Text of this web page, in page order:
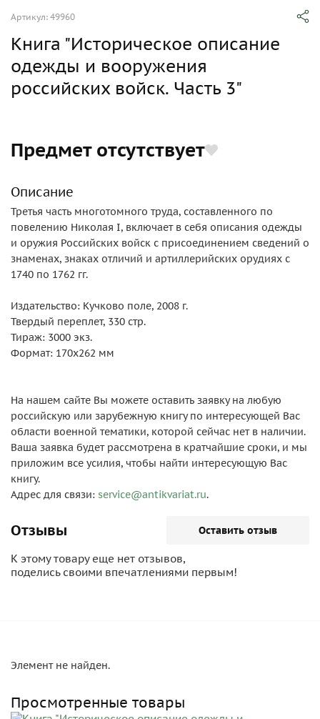
Артикул: 49960
Книга "Историческое описание
одежды и вооружения
российских войск. Часть 3"
Предмет отсутствует
Описание
Третья часть многотомного труда, составленного по
повелению Николая I, включает в себя описания одежды
и оружия Российских войск с присоединением сведений о
знаменах, знаках отличий и артиллерийских орудиях с
1740 по 1762 гг.
Издательство: Кучково поле, 2008 г.
Твердый переплет, 330 стр.
Тираж: 3000 экз.
Формат: 170х262 мм
На нашем сайте Вы можете оставить заявку на любую
российскую или зарубежную книгу по интересующей Вас
области военной тематики, которой сейчас нет в наличии.
Ваша заявка будет рассмотрена в кратчайшие сроки, и мы
приложим все усилия, чтобы найти интересующую Вас
книгу.
Адрес для связи: service@antikvariat.ru.
Отзывы Оставить отзыв
К этому товару еще нет отзывов,
поделись своими впечатлениями первым!
Элемент не найден.
Просмотренные товары